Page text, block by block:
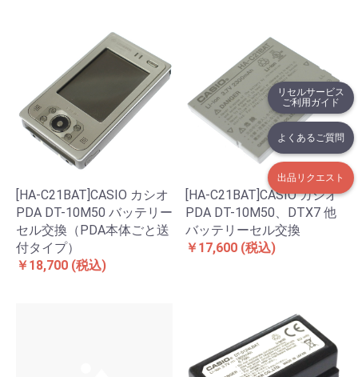
リセルサービス
ご利用ガイド
よくあるご質問
出品リクエスト
[HA-C21BAT]CASIO カシオ
PDA DT-10M50 バッテリー
セル交換（PDA本体ごと送
付タイプ）
￥18,700 (税込)
[HA-C21BAT]CASIO カシオ
PDA DT-10M50、DTX7 他
バッテリーセル交換
￥17,600 (税込)